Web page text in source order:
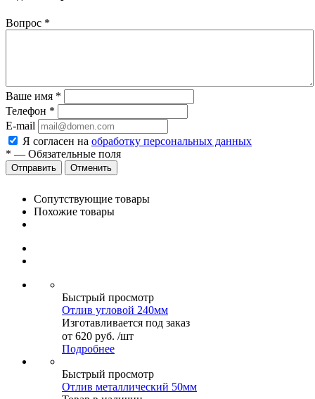
Вопрос *
Ваше имя *
Телефон *
E-mail
Я согласен на обработку персональных данных
* — Обязательные поля
Отменить
Сопутствующие товары
Похожие товары
Быстрый просмотр
Отлив угловой 240мм
Изготавливается под заказ
от 620 руб. /шт
Подробнее
Быстрый просмотр
Отлив металлический 50мм